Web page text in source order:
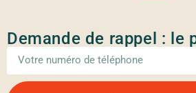
Demande de rappel : le